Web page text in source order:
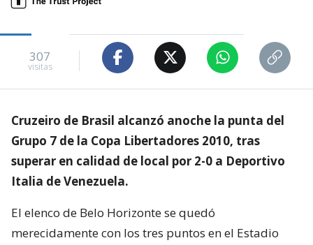
307
visitas
Cruzeiro de Brasil alcanzó anoche la punta del
Grupo 7 de la Copa Libertadores 2010, tras
superar en calidad de local por 2-0 a Deportivo
Italia de Venezuela.
El elenco de Belo Horizonte se quedó
merecidamente con los tres puntos en el Estadio